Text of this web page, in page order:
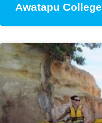
Awatapu College